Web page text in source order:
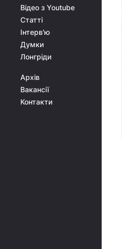
Відео з Youtube
Статті
Інтерв'ю
Думки
Лонгріди
Архів
Вакансії
Контакти